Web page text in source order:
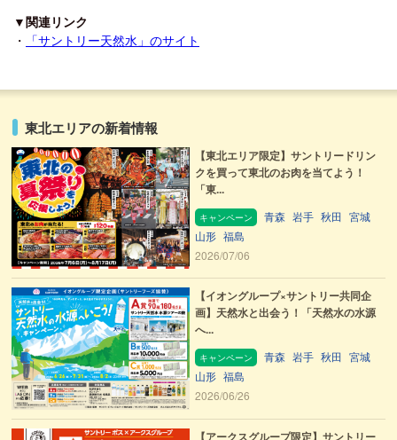
▼関連リンク
・
「サントリー天然水」のサイト
東北エリアの新着情報
【東北エリア限定】サントリードリン
クを買って東北のお肉を当てよう！
「東...
キャンペーン 青森 岩手 秋田 宮城
山形 福島
2026/07/06
【イオングループ×サントリー共同企
画】天然水と出会う！「天然水の水源
へ...
キャンペーン 青森 岩手 秋田 宮城
山形 福島
2026/06/26
【アークスグループ限定】サントリー